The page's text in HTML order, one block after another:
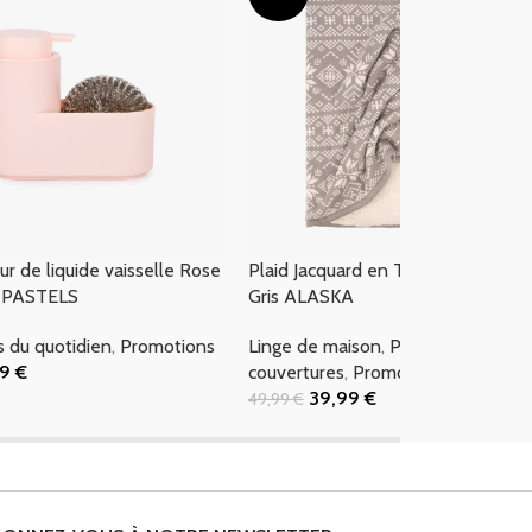
de liquide vaisselle Rose
du quotidien, Promotions
€
Plaid Jacquard en Tricot avec
Gris ALASKA
Linge de maison, Plaids &
couvertures, Promotions
49,99€ 39,99€